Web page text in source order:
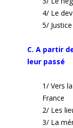
4/ Le
5/
C. A partir
leur passé
1/ Vers
France
2/ Les
3/ La